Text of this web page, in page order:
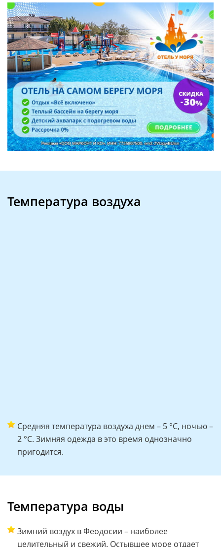
Температура воздуха
Средняя температура воздуха днем – 5 °C, ночью –
2 °C. Зимняя одежда в это время однозначно
пригодится.
Температура воды
Зимний воздух в Феодосии – наиболее
целительный и свежий. Остывшее море отдает